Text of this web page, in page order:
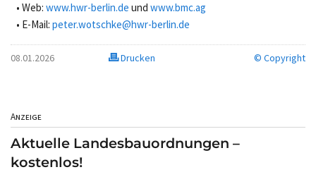
Web: www.hwr-berlin.de und www.bmc.ag
E-Mail: peter.wotschke@hwr-berlin.de
08.01.2026 Drucken © Copyright
Anzeige
Aktuelle Landesbauordnungen –
kostenlos!